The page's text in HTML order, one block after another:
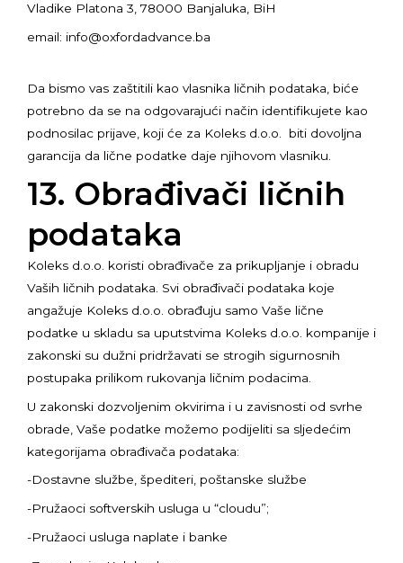
Vladike Platona 3, 78000 Banjaluka, BiH
email: info@oxfordadvance.ba
Da bismo vas zaštitili kao vlasnika ličnih podataka, biće
potrebno da se na odgovarajući način identifikujete kao
podnosilac prijave, koji će za Koleks d.o.o. biti dovoljna
garancija da lične podatke daje njihovom vlasniku.
13. Obrađivači ličnih
podataka
Koleks d.o.o. koristi obrađivače za prikupljanje i obradu
Vaših ličnih podataka. Svi obrađivači podataka koje
angažuje Koleks d.o.o. obrađuju samo Vaše lične
podatke u skladu sa uputstvima Koleks d.o.o. kompanije i
zakonski su dužni pridržavati se strogih sigurnosnih
postupaka prilikom rukovanja ličnim podacima.
U zakonski dozvoljenim okvirima i u zavisnosti od svrhe
obrade, Vaše podatke možemo podijeliti sa sljedećim
kategorijama obrađivača podataka:
-Dostavne službe, špediteri, poštanske službe
-Pružaoci softverskih usluga u “cloudu”;
-Pružaoci usluga naplate i banke